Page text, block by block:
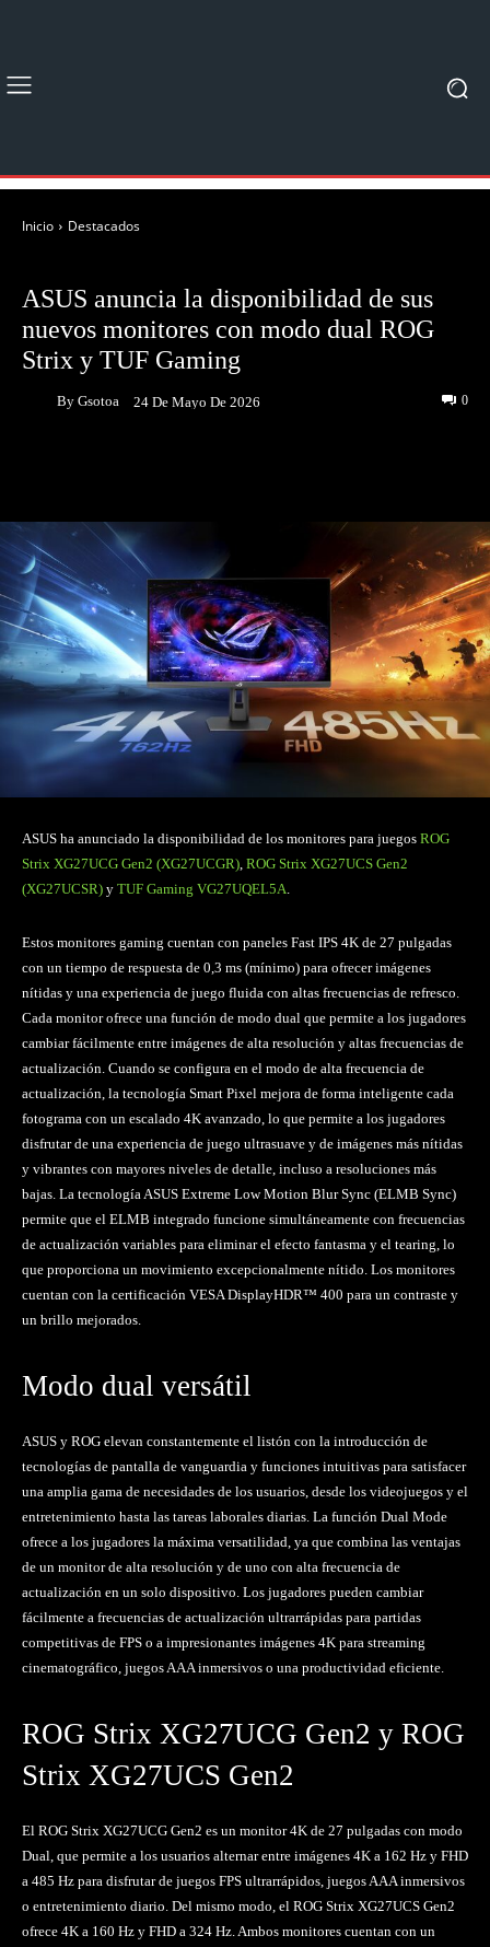
Inicio Destacados
ASUS anuncia la disponibilidad de sus
nuevos monitores con modo dual ROG
Strix y TUF Gaming
By Gsotoa 24 De Mayo De 2026 0
ASUS ha anunciado la disponibilidad de los monitores para juegos ROG
Strix XG27UCG Gen2 (XG27UCGR), ROG Strix XG27UCS Gen2
(XG27UCSR) y TUF Gaming VG27UQEL5A.
Estos monitores gaming cuentan con paneles Fast IPS 4K de 27 pulgadas
con un tiempo de respuesta de 0,3 ms (mínimo) para ofrecer imágenes
nítidas y una experiencia de juego fluida con altas frecuencias de refresco.
Cada monitor ofrece una función de modo dual que permite a los jugadores
cambiar fácilmente entre imágenes de alta resolución y altas frecuencias de
actualización. Cuando se configura en el modo de alta frecuencia de
actualización, la tecnología Smart Pixel mejora de forma inteligente cada
fotograma con un escalado 4K avanzado, lo que permite a los jugadores
disfrutar de una experiencia de juego ultrasuave y de imágenes más nítidas
y vibrantes con mayores niveles de detalle, incluso a resoluciones más
bajas. La tecnología ASUS Extreme Low Motion Blur Sync (ELMB Sync)
permite que el ELMB integrado funcione simultáneamente con frecuencias
de actualización variables para eliminar el efecto fantasma y el tearing, lo
que proporciona un movimiento excepcionalmente nítido. Los monitores
cuentan con la certificación VESA DisplayHDR™ 400 para un contraste y
un brillo mejorados.
Modo dual versátil
ASUS y ROG elevan constantemente el listón con la introducción de
tecnologías de pantalla de vanguardia y funciones intuitivas para satisfacer
una amplia gama de necesidades de los usuarios, desde los videojuegos y el
entretenimiento hasta las tareas laborales diarias. La función Dual Mode
ofrece a los jugadores la máxima versatilidad, ya que combina las ventajas
de un monitor de alta resolución y de uno con alta frecuencia de
actualización en un solo dispositivo. Los jugadores pueden cambiar
fácilmente a frecuencias de actualización ultrarrápidas para partidas
competitivas de FPS o a impresionantes imágenes 4K para streaming
cinematográfico, juegos AAA inmersivos o una productividad eficiente.
ROG Strix XG27UCG Gen2 y ROG
Strix XG27UCS Gen2
El ROG Strix XG27UCG Gen2 es un monitor 4K de 27 pulgadas con modo
Dual, que permite a los usuarios alternar entre imágenes 4K a 162 Hz y FHD
a 485 Hz para disfrutar de juegos FPS ultrarrápidos, juegos AAA inmersivos
o entretenimiento diario. Del mismo modo, el ROG Strix XG27UCS Gen2
ofrece 4K a 160 Hz y FHD a 324 Hz. Ambos monitores cuentan con un